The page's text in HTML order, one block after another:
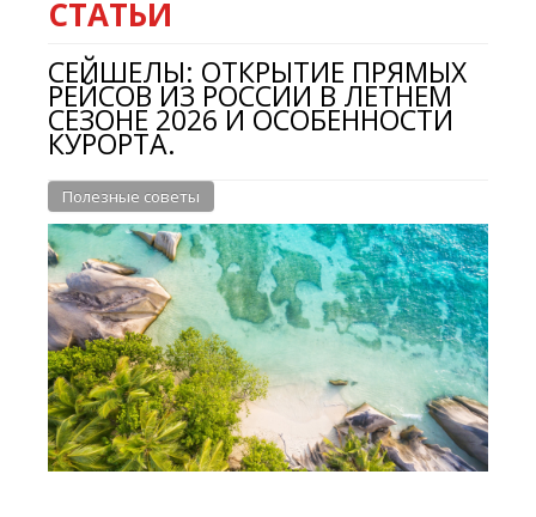
СТАТЬИ
СЕЙШЕЛЫ: ОТКРЫТИЕ ПРЯМЫХ
РЕЙСОВ ИЗ РОССИИ В ЛЕТНЕМ
СЕЗОНЕ 2026 И ОСОБЕННОСТИ
КУРОРТА.
Полезные советы